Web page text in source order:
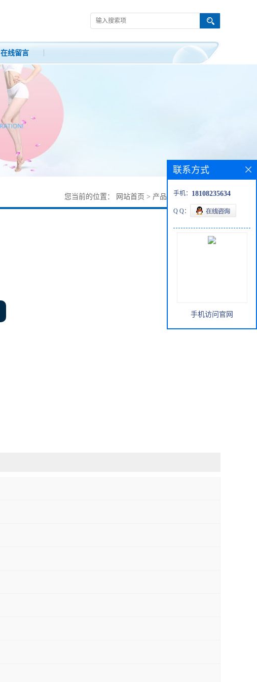
在线留言
您当前的位置： 网站首页 > 产品展厅>65189-71-1
联系方式
手机： 18108235634
Q Q：
手机访问官网